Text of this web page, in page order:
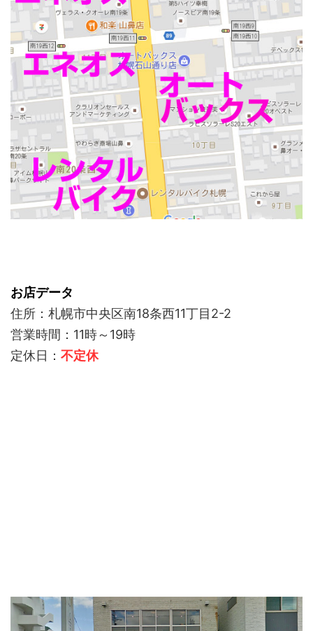
お店データ
住所：札幌市中央区南18条西11丁目2-2
営業時間：11時～19時
定休日： 不定休